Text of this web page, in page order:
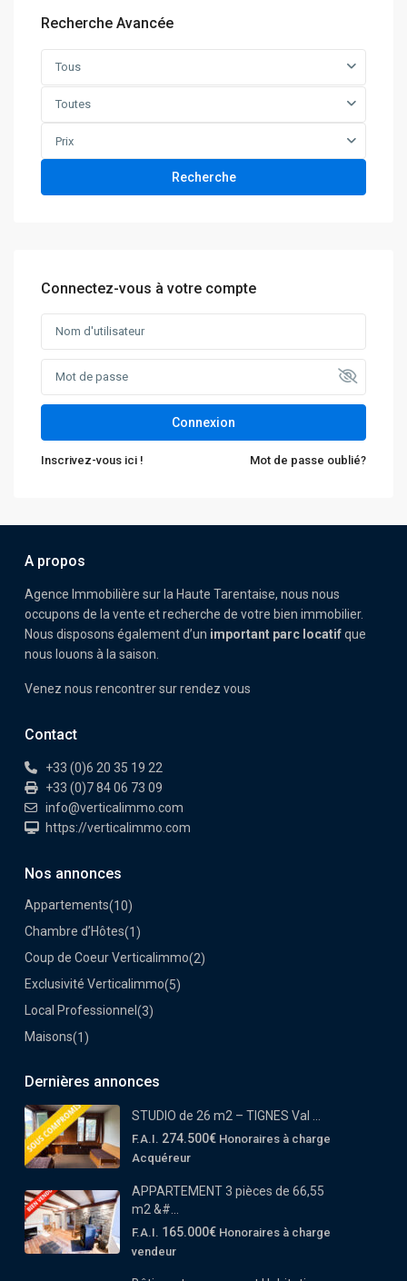
Recherche Avancée
Tous
Toutes
Prix
Recherche
Connectez-vous à votre compte
Connexion
Inscrivez-vous ici ! Mot de passe oublié?
A propos
Agence Immobilière sur la Haute Tarentaise, nous nous
occupons de la vente et recherche de votre bien immobilier.
Nous disposons également d’un important parc locatifque
nous louons à la saison.
Venez nous rencontrer sur rendez vous
Contact
+33 (0)6 20 35 19 22
+33 (0)7 84 06 73 09
info@verticalimmo.com
https://verticalimmo.com
Nos annonces
Appartements(10)
Chambre d’Hôtes(1)
Coup de Coeur Verticalimmo(2)
Exclusivité Verticalimmo(5)
Local Professionnel (3)
Maisons(1)
Dernières annonces
STUDIO de 26 m2 – TIGNES Val ...
F.A.I. 274.500€ Honoraires à charge
Acquéreur
APPARTEMENT 3 pièces de 66,55
m2 &#...
F.A.I. 165.000€ Honoraires à charge
vendeur